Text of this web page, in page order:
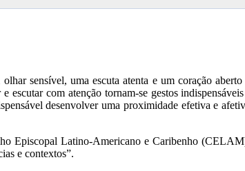
sensível, uma escuta atenta e um coração
com atenção tornam-se gestos
desenvolver uma proximidade efetiva e
Episcopal Latino-Americano e Caribenho
e contextos”.